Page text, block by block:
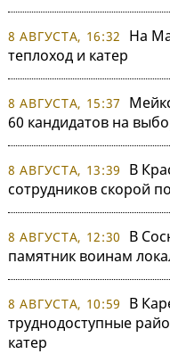
8 АВГУСТА, 16:32
На
теплоход и катер
8 АВГУСТА, 15:37
60 кандидатов на
8 АВГУСТА, 13:39
В
сотрудников скорой
8 АВГУСТА, 12:30
В
памятник воинам
8 АВГУСТА, 10:59
В
труднодоступные
катер